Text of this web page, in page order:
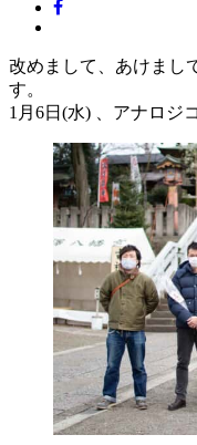
改めまして、あけまし
す。
1月6日(水) 、アナロジ